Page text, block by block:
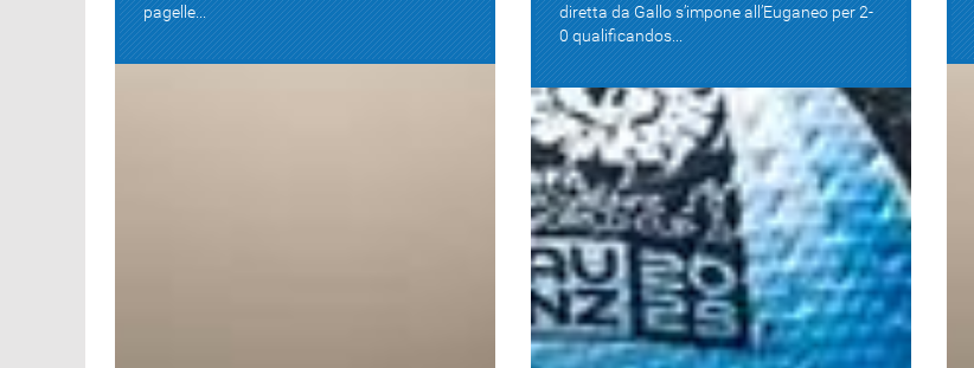
pagelle...
diretta da Gallo s’impone all’Euganeo per 2-
0 qualificandos...